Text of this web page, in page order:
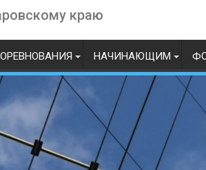
краю
НАЧИНАЮЩИМ